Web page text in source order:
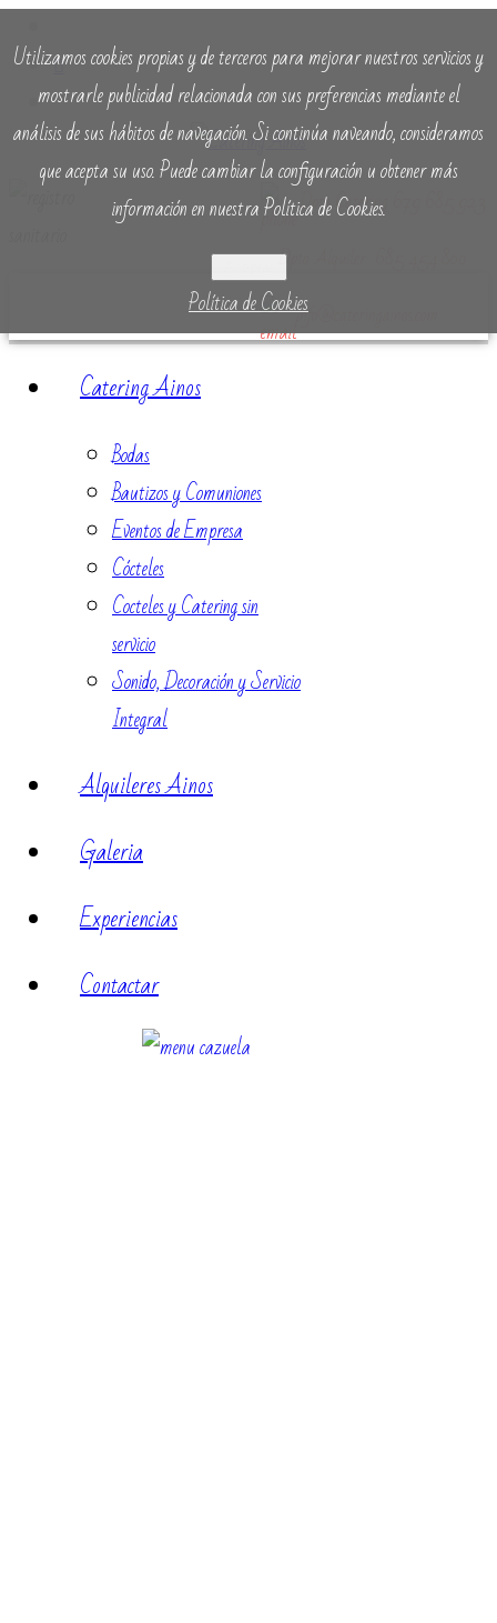
Utilizamos cookies propias y de terceros para mejorar nuestros servicios y
mostrarle publicidad relacionada con sus preferencias mediante el
análisis de sus hábitos de navegación. Si continúa naveando, consideramos
que acepta su uso. Puede cambiar la configuración u obtener más
información en nuestra Política de Cookies.
Política de Cookies
Dpto. Catering 679 685 923
Dpto. Alquiler 685 454 800
info@cateringainos.com
Catering Ainos
Bodas
Bautizos y Comuniones
Eventos de Empresa
Cócteles
Cocteles y Catering sin
servicio
Sonido, Decoración y Servicio
Integral
Alquileres Ainos
Galeria
Experiencias
Contactar